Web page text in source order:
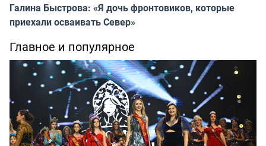
Галина Быстрова: «Я дочь фронтовиков, которые
приехали осваивать Север»
Главное и популярное